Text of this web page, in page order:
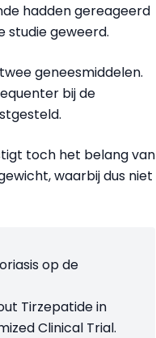
hadden gereageerd
studie geweerd.
geneesmiddelen.
bij de
toch het belang van
waarbij dus niet
op de
Tirzepatide in
Clinical Trial.